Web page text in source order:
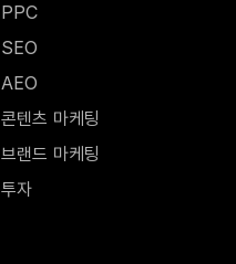
PPC
SEO
AEO
콘텐츠 마케팅
브랜드 마케팅
투자